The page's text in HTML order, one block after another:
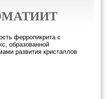
ферропикрита с
образованной
развития кристаллов